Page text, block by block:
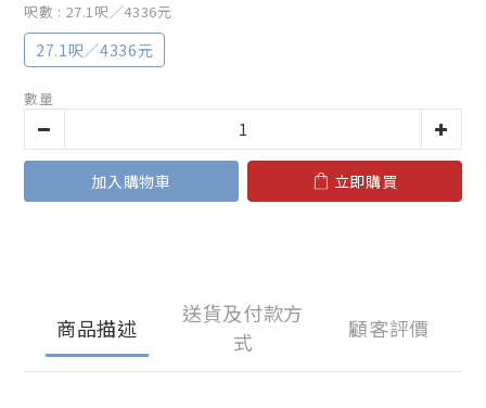
呎數 : 27.1呎／4336元
27.1呎／4336元
數量
加入購物車 立即購買
商品描述
送貨及付款方
式
顧客評價